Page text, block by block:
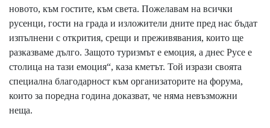
новото, към гостите, към света. Пожелавам нa всички
русенци, гости на града и изложители дните пред нас бъдат
изпълнени с открития, срещи и преживявания, които ще
разказваме дълго. Защото туризмът е емоция, a днес Русе е
столица на тази емоция“, каза кметът. Той изрази своята
специална благодарност към организаторите на форума,
които за поредна година доказват, че няма невъзможни
неща.